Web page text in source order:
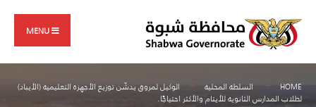
content
MENU
HOME السلطة المحلية
الوكيل لمروق يدشّن توزيع الأجهزة التعليمية (الأيباد)
لطلاب المدارس الثانوية للأيتام والأكثر احتياجًا.
for: